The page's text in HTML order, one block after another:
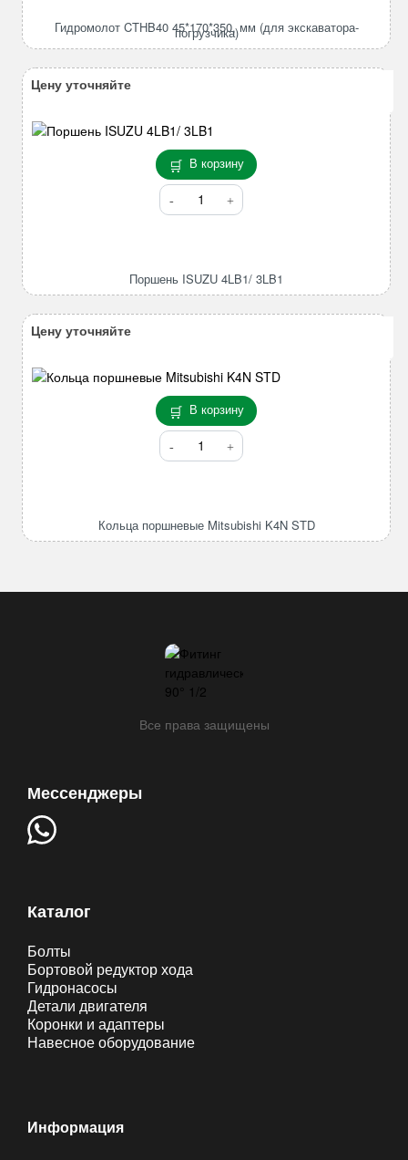
45*170*350,
мм
Гидромолот CTHB40 45*170*350, мм (для экскаватора-
погрузчика)
В корзину
Количество
товара
3LB1
Поршень ISUZU 4LB1/ 3LB1
Цену уточняйте
В корзину
Количество
товара
K4N
Кольца поршневые Mitsubishi K4N STD
Цену уточняйте
Все права защищены
Мессенджеры
Каталог
Болты
Бортовой редуктор хода
Гидронасосы
Детали двигателя
Коронки и адаптеры
Навесное оборудование
Информация